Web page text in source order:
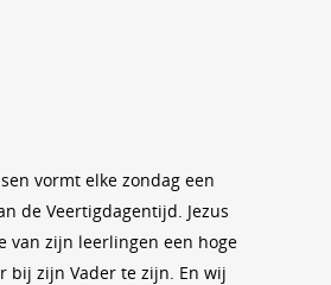
vormt elke zondag een
de Veertigdagentijd. Jezus
van zijn leerlingen een hoge
bij zijn Vader te zijn. En wij